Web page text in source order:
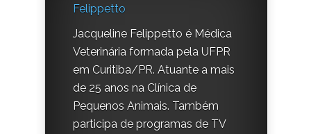
Felippetto
Jacqueline Felippetto é Médica
Veterinária formada pela UFPR
em Curitiba/PR. Atuante a mais
de 25 anos na Clínica de
Pequenos Animais. Também
participa de programas de TV